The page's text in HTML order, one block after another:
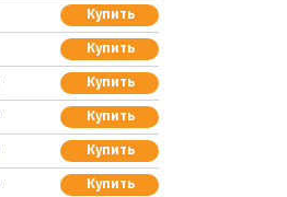
Купить
Купить
Купить
Купить
Купить
Купить